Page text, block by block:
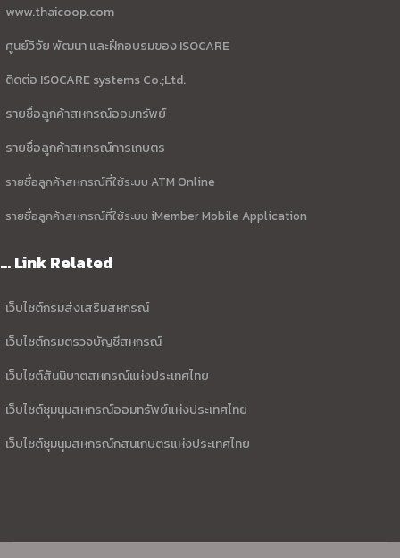
www.thaicoop.com
ศูนย์วิจัย พัฒนา และฝึกอบรมของ ISOCARE
ติดต่อ ISOCARE systems Co.;Ltd.
รายชื่อลูกค้าสหกรณ์ออมทรัพย์
รายชื่อลูกค้าสหกรณ์การเกษตร
รายชื่อลูกค้าสหกรณ์ที่ใช้ระบบ ATM Online
รายชื่อลูกค้าสหกรณ์ที่ใช้ระบบ iMember Mobile Application
... Link Related
เว็บไซต์กรมส่งเสริมสหกรณ์
เว็บไซต์กรมตรวจบัญชีสหกรณ์
เว็บไซต์สันนิบาตสหกรณ์แห่งประเทศไทย
เว็บไซต์ชุมนุมสหกรณ์ออมทรัพย์แห่งประเทศไทย
เว็บไซต์ชุมนุมสหกรณ์กสนเกษตรแห่งประเทศไทย